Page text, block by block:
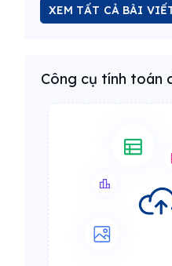
XEM TẤT CẢ BÀI
Công cụ tính toán